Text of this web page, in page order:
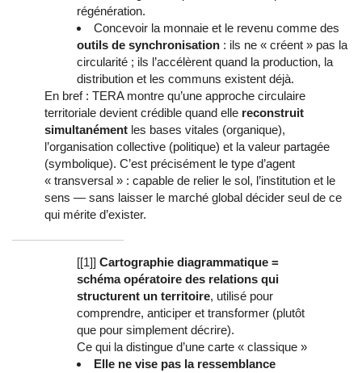
régénération.
Concevoir la monnaie et le revenu comme des
outils de synchronisation : ils ne « créent » pas la
circularité ; ils l’accélèrent quand la production, la
distribution et les communs existent déjà.
En bref : TERA montre qu’une approche circulaire
territoriale devient crédible quand elle reconstruit
simultanément les bases vitales (organique),
l’organisation collective (politique) et la valeur partagée
(symbolique). C’est précisément le type d’agent
« transversal » : capable de relier le sol, l’institution et le
sens — sans laisser le marché global décider seul de ce
qui mérite d’exister.
[[1]] Cartographie diagrammatique =
schéma opératoire des relations qui
structurent un territoire, utilisé pour
comprendre, anticiper et transformer (plutôt
que pour simplement décrire).
Ce qui la distingue d’une carte « classique »
Elle ne vise pas la ressemblance